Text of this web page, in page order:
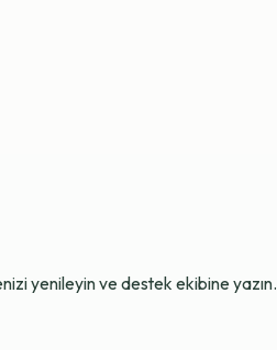
yenileyin ve destek ekibine yazın.